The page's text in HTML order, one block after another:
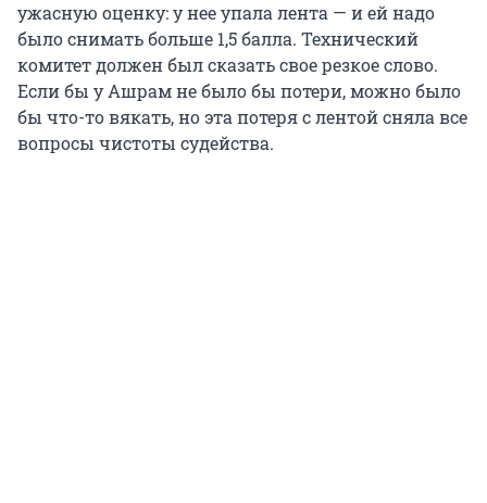
ужасную оценку: у нее упала лента — и ей надо
было снимать больше 1,5 балла. Технический
комитет должен был сказать свое резкое слово.
Если бы у Ашрам не было бы потери, можно было
бы что-то вякать, но эта потеря с лентой сняла все
вопросы чистоты судейства.